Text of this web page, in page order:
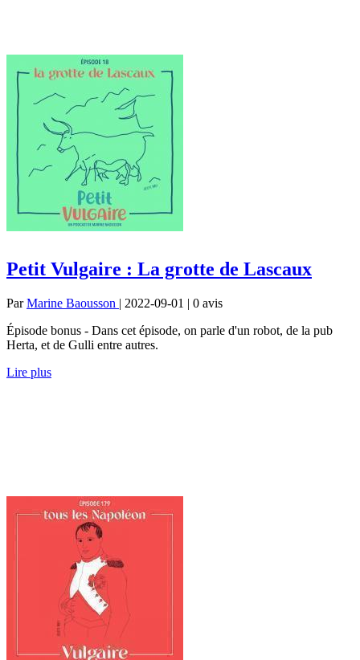
Petit Vulgaire : La grotte de Lascaux
ParMarine Baousson | 2022-09-01 | 0 avis
Épisode bonus - Dans cet épisode, on parle d'un robot, de la pub
Herta, et de Gulli entre autres.
Lire plus